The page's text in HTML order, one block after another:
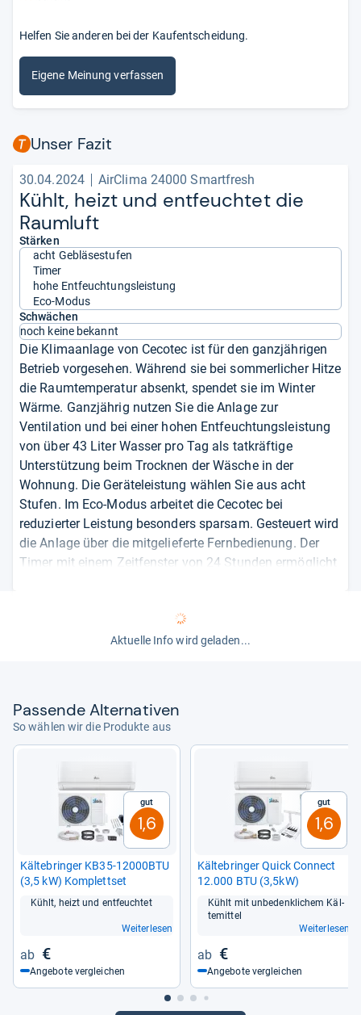
Helfen Sie anderen bei der Kaufentscheidung.
Eigene Meinung verfassen
Unser Fazit
30.04.2024 AirClima 24000 Smartfresh
Kühlt, heizt und ent­feuch­tet die
Raum­luft
Stärken
acht Gebläsestufen
Timer
hohe Entfeuchtungsleistung
Eco-Modus
Schwächen
noch keine bekannt
Die Klimaanlage von Cecotec ist für den ganzjährigen
Betrieb vorgesehen. Während sie bei sommerlicher Hitze
die Raumtemperatur absenkt, spendet sie im Winter
Wärme. Ganzjährig nutzen Sie die Anlage zur
Ventilation und bei einer hohen Entfeuchtungsleistung
von über 43 Liter Wasser pro Tag als tatkräftige
Unterstützung beim Trocknen der Wäsche in der
Wohnung. Die Geräteleistung wählen Sie aus acht
Stufen. Im Eco-Modus arbeitet die Cecotec bei
reduzierter Leistung besonders sparsam. Gesteuert wird
die Anlage über die mitgelieferte Fernbedienung. Der
Timer mit einem Zeitfenster von 24 Stunden ermöglicht
Grundfläche von bis zu 45 Quadratmeter.
Aktuelle Info wird geladen...
Pas­sende Alter­na­ti­ven
So wählen wir die Produkte aus
Gut
1,6
Käl­te­brin­ger KB35-​12000BTU
(3,5 kW) Kom­plett­set
Kühlt, heizt und ent­feuch­tet
Weiterlesen
€
Angebote vergleichen
Gut
1,6
Käl­te­brin­ger Quick Connect
12.000 BTU (3,5kW)
Kühlt mit unbe­denk­li­chem Käl­
te­mit­tel
Weiterlesen
€
Angebote vergleichen